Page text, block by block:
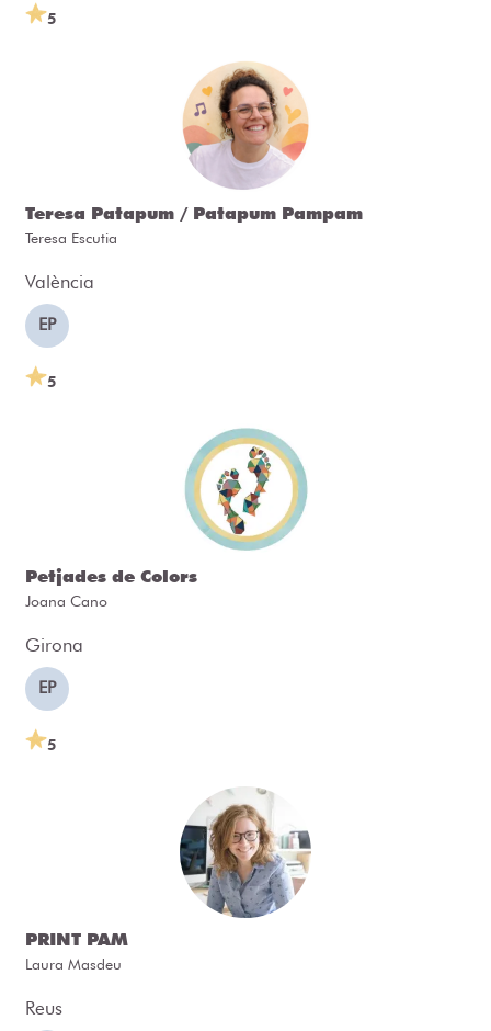
5
Teresa Patapum / Patapum Pampam
Teresa Escutia
València
EP
5
Petjades de Colors
Joana Cano
Girona
EP
5
PRINT PAM
Laura Masdeu
Reus